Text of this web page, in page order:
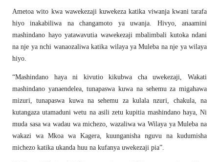
Ametoa wito kwa wawekezaji kuwekeza katika viwanja kwani tarafa
hiyo inakabiliwa na changamoto ya uwanja. Hivyo, anaamini
mashindano hayo yatawavutia wawekezaji mbalimbali kutoka ndani
na nje ya nchi wanaozaliwa katika wilaya ya Muleba na nje ya wilaya
hiyo.
“Mashindano haya ni kivutio kikubwa cha uwekezaji, Wakati
mashindano yanaendelea, tunapaswa kuwa na sehemu za migahawa
mizuri, tunapaswa kuwa na sehemu za kulala nzuri, chakula, na
kutangaza utamaduni wetu na asili zetu kupitia mashindano haya, Ni
muda sasa wa wadau wa michezo, wazaliwa wa Wilaya ya Muleba na
wakazi wa Mkoa wa Kagera, kuunganisha nguvu na kudumisha
michezo katika ukanda huu na kufanya uwekezaji pia”.